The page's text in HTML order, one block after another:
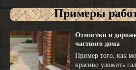
Примеры
Отмостки и
частного дома
Пример того, как
красиво уложить